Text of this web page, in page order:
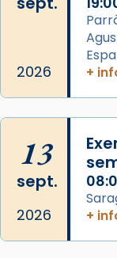
Aquest
missa
comitè
del Sant Pare
Josep
concelebrat
Mons. David
📸 Dr. G.
2026
+
13
sept.
2026
+